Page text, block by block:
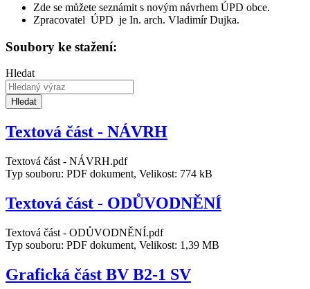
Zde se můžete seznámit s novým návrhem ÚPD obce.
Zpracovatel ÚPD je In. arch. Vladimír Dujka.
Soubory ke stažení:
Hledat
Hledat
Textová část - NÁVRH
Textová část - NÁVRH.pdf
Typ souboru: PDF dokument, Velikost: 774 kB
Textová část - ODŮVODNĚNÍ
Textová část - ODŮVODNĚNÍ.pdf
Typ souboru: PDF dokument, Velikost: 1,39 MB
Grafická část BV B2-1 SV